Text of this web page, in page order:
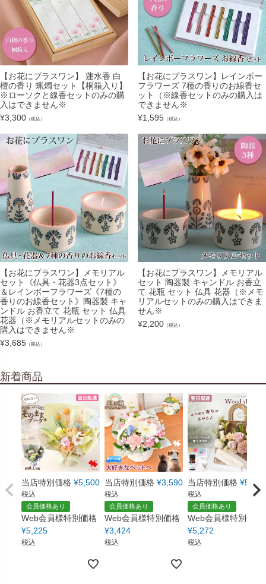
【お花にプラスワン】 蓮水香 白
檀の香り 蝋燭セット【桐箱入り】
※ローソクと線香セットのみの購
入はできません※
¥3,300 （税込）
【お花にプラスワン】レインボー
フラワーズ 7種の香りのお線香セ
ット（※線香セットのみの購入は
できません※
¥1,595 （税込）
【お花にプラスワン】メモリアル
セット《仏具・花器3点セット》
＆レインボーフラワーズ《7種の
香りのお線香セット》陶器製 キャ
ンドル お香立て 花瓶 セット 仏具
花器（※メモリアルセットのみの
購入はできません※
¥3,685 （税込）
【お花にプラスワン】メモリアル
セット 陶器製 キャンドル お香立
て 花瓶 セット 仏具 花器（※メモ
リアルセットのみの購入はできま
せん※
¥2,200 （税込）
新着商品
当店特別価格 ¥5,500
税込
会員価格あり
Web会員様特別価格
¥5,225
税込
当店特別価格 ¥3,590
税込
会員価格あり
Web会員様特別価格
¥3,424
税込
当店特別価格 ¥5,550
税込
会員価格あり
Web会員様特別価格
¥5,272
税込